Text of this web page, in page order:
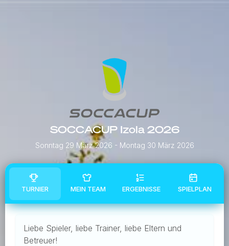
SOCCACUP Izola 2026
Sonntag 29 März 2026 - Montag 30 März 2026
TURNIER MEIN TEAM ERGEBNISSE SPIELPLAN
Liebe Spieler, liebe Trainer, liebe Eltern und
Betreuer!